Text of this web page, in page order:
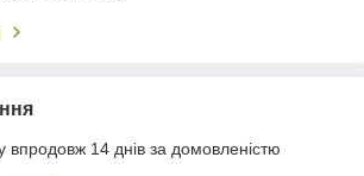
впродовж 14 днів за домовленістю